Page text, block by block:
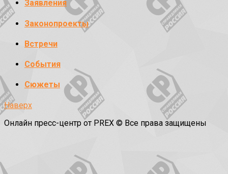
Заявления
Законопроекты
Встречи
События
Сюжеты
Наверх
Онлайн пресс-центр от PREX © Все права защищены